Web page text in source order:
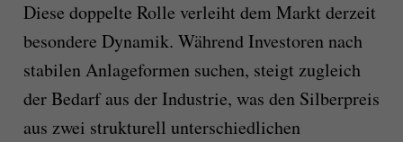
Diese doppelte Rolle verleiht dem Markt derzeit
besondere Dynamik. Während Investoren nach
stabilen Anlageformen suchen, steigt zugleich
der Bedarf aus der Industrie, was den Silberpreis
aus zwei strukturell unterschiedlichen